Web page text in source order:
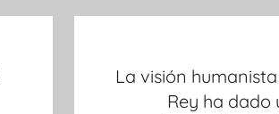
La visión
Rey ha dado